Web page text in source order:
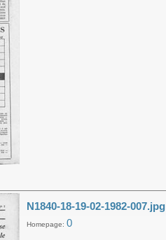
N1840-18-19-02-1982-007.jpg
Homepage: 0